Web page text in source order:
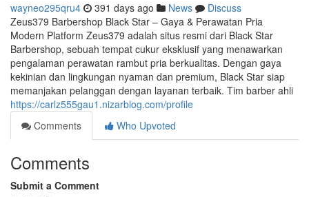
wayneo295qru4 391 days ago News
Discuss
Zeus379 Barbershop Black Star – Gaya & Perawatan Pria
Modern Platform Zeus379 adalah situs resmi dari Black Star
Barbershop, sebuah tempat cukur eksklusif yang menawarkan
pengalaman perawatan rambut pria berkualitas. Dengan gaya
kekinian dan lingkungan nyaman dan premium, Black Star siap
memanjakan pelanggan dengan layanan terbaik. Tim barber ahli
https://carlz555gau1.nizarblog.com/profile
Comments
Who Upvoted
Comments
Submit a Comment